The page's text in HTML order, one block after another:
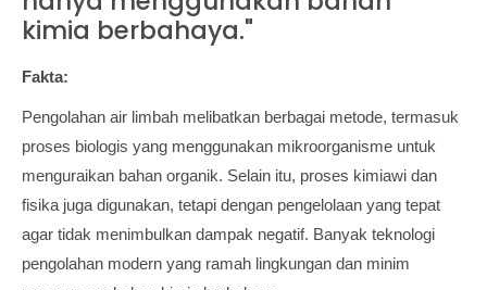
kimia berbahaya."
Fakta:
Pengolahan air limbah melibatkan berbagai metode, termasuk
proses biologis yang menggunakan mikroorganisme untuk
menguraikan bahan organik. Selain itu, proses kimiawi dan
fisika juga digunakan, tetapi dengan pengelolaan yang tepat
agar tidak menimbulkan dampak negatif. Banyak teknologi
pengolahan modern yang ramah lingkungan dan minim